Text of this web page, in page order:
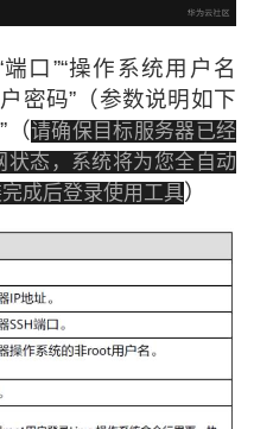
口”“操作系统用户名
密码”（参数说明如下
（请确保目标服务器已经
态，系统将为您全自动
成后登录使用工具）